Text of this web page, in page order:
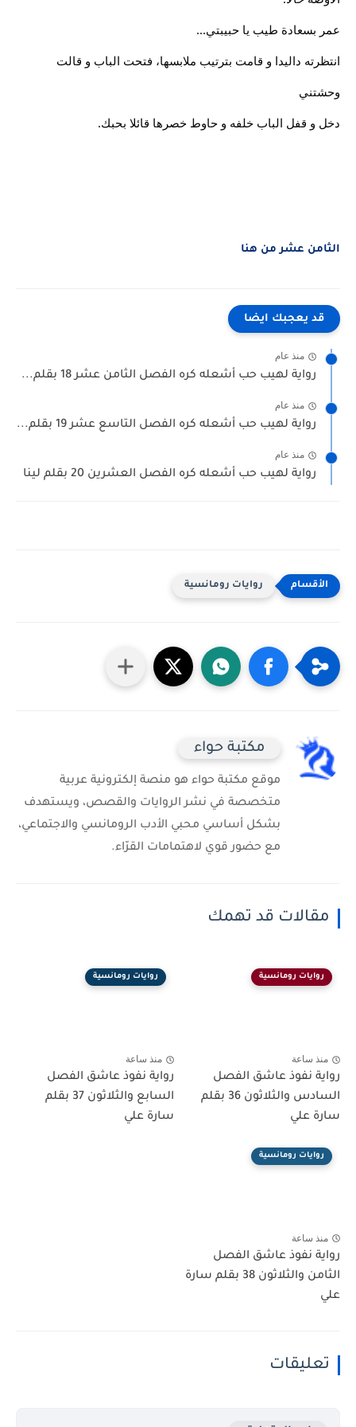
عمر بسعادة طيب يا حبيبتي...
انتظرته داليدا و قامت بترتيب ملابسها، فتحت الباب و قالت
وحشتني
دخل و قفل الباب خلفه و حاوط خصرها قائلا بحبك.
الثامن عشر من هنا
قد يعجبك ايضا
منذ عام
رواية لهيب حب أشعله كره الفصل الثامن عشر 18 بقلم...
منذ عام
رواية لهيب حب أشعله كره الفصل التاسع عشر 19 بقلم...
منذ عام
رواية لهيب حب أشعله كره الفصل العشرين 20 بقلم لينا
روايات رومانسية
مكتبة حواء
موقع مكتبة حواء هو منصة إلكترونية عربية
متخصصة في نشر الروايات والقصص، ويستهدف
بشكل أساسي محبي الأدب الرومانسي والاجتماعي،
مع حضور قوي لاهتمامات القرّاء.
مقالات قد تهمك
روايات رومانسية
منذ ساعة
رواية نفوذ عاشق الفصل
السادس والثلاثون 36 بقلم
سارة علي
روايات رومانسية
منذ ساعة
رواية نفوذ عاشق الفصل
السابع والثلاثون 37 بقلم
سارة علي
روايات رومانسية
منذ ساعة
رواية نفوذ عاشق الفصل
الثامن والثلاثون 38 بقلم سارة
علي
تعليقات